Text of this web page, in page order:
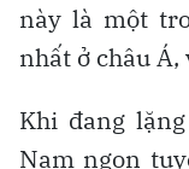
này là một
nhất ở châu
Khi đang
Nam ngon